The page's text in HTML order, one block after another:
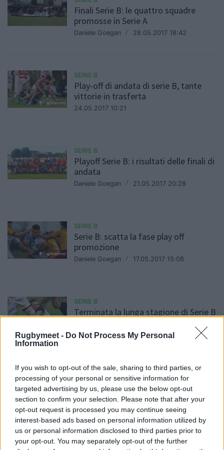
Rugbymeet - Do Not Process My Personal
Information
If you wish to opt-out of the sale, sharing to third parties, or
processing of your personal or sensitive information for
targeted advertising by us, please use the below opt-out
section to confirm your selection. Please note that after your
opt-out request is processed you may continue seeing
interest-based ads based on personal information utilized by
us or personal information disclosed to third parties prior to
your opt-out. You may separately opt-out of the further
Finali Serie B: le quattro squadre
promosse in Serie A
Daniele Goegan / 28.05.2017 18:42
SERIE B
Play-off di andata di serie B, tante
vittorie in trasferta
24.05.2017 10:21
SERIE B
Playoff Serie B: i risultati delle finali di
andata
Daniele Goegan / 21.05.2017 20:28
SERIE B
Serie B: scatta la fase play off
promozione
Daniele Goegan / 17.05.2017 15:08
SERIE B
Terminata la lunga stagione di Serie B
SERIE B
Playoff Serie B ecco gli accoppiamenti
per puntare alla serie A
07.05.2017 22:00
SERIE B